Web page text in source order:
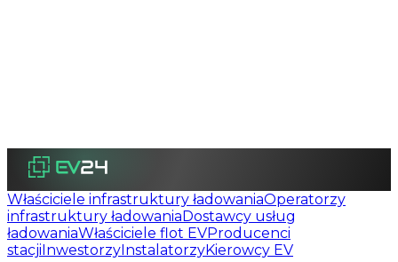
Właściciele infrastruktury ładowaniaOperatorzy
infrastruktury ładowaniaDostawcy usług
ładowaniaWłaściciele flot EVProducenci
stacjiInwestorzyInstalatorzyKierowcy EV